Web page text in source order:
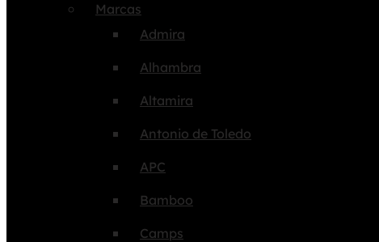
Marcas
Admira
Alhambra
Altamira
Antonio de Toledo
APC
Bamboo
Camps